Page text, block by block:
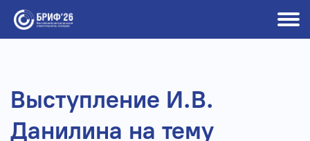
Выступление И.В.
Данилина на тему